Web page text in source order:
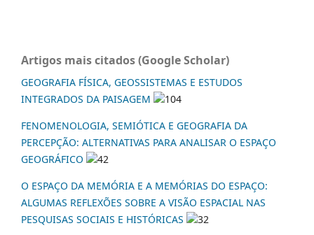
Artigos mais citados (Google Scholar)
GEOGRAFIA FÍSICA, GEOSSISTEMAS E ESTUDOS
INTEGRADOS DA PAISAGEM
104
FENOMENOLOGIA, SEMIÓTICA E GEOGRAFIA DA
PERCEPÇÃO: ALTERNATIVAS PARA ANALISAR O ESPAÇO
GEOGRÁFICO
42
O ESPAÇO DA MEMÓRIA E A MEMÓRIAS DO ESPAÇO:
ALGUMAS REFLEXÕES SOBRE A VISÃO ESPACIAL NAS
PESQUISAS SOCIAIS E HISTÓRICAS
32